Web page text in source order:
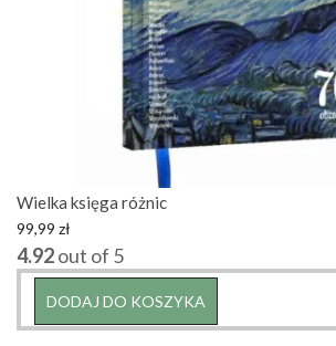
Wielka księga różnic
99,99 zł
4.92out of 5
DODAJ DO KOSZYKA